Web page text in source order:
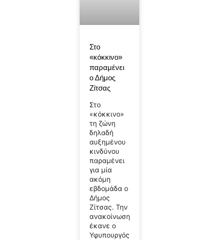
Στο
«κόκκινο»
παραμένει
ο Δήμος
Ζίτσας
Στο
«κόκκινο»
τη ζώνη
δηλαδή
αυξημένου
κινδύνου
παραμένει
για μία
ακόμη
εβδομάδα ο
Δήμος
Ζίτσας. Την
ανακοίνωση
έκανε ο
Υφυπουργός